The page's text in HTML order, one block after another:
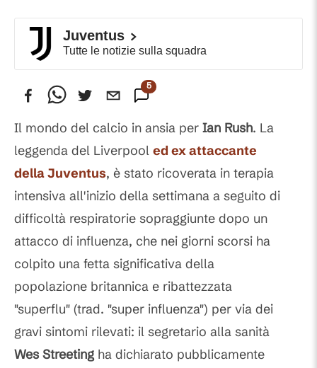
Juventus
Tutte le notizie sulla squadra
5
Il mondo del calcio in ansia per Ian Rush. La
leggenda del Liverpool ed ex attaccante
della Juventus, è stato ricoverata in terapia
intensiva all'inizio della settimana a seguito di
difficoltà respiratorie sopraggiunte dopo un
attacco di influenza, che nei giorni scorsi ha
colpito una fetta significativa della
popolazione britannica e ribattezzata
"superflu" (trad. "super influenza") per via dei
gravi sintomi rilevati: il segretario alla sanità
Wes Streeting ha dichiarato pubblicamente